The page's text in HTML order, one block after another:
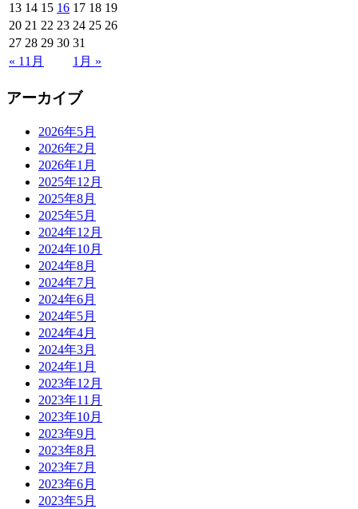
« 11月 1月 »
13 14 15 16 17 18 19
20 21 22 23 24 25 26
27 28 29 30 31
アーカイブ
2026年5月
2026年2月
2026年1月
2025年12月
2025年8月
2025年5月
2024年12月
2024年10月
2024年8月
2024年7月
2024年6月
2024年5月
2024年4月
2024年3月
2024年1月
2023年12月
2023年11月
2023年10月
2023年9月
2023年8月
2023年7月
2023年6月
2023年5月